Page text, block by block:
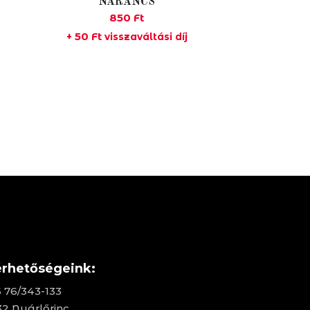
850 Ft
+ 50 Ftvisszaváltási díj
76/343-133